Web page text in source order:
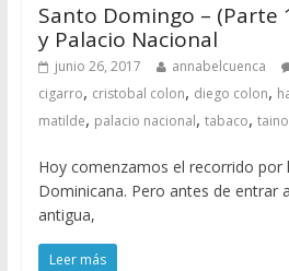
Santo Domingo – (Parte
y Palacio Nacional
junio 26, 2017 annabelcuenca
cigarro, cristobal colon, diego colon,
matilde, palacio nacional, tabaco, taino
Hoy comenzamos el recorrido por
Dominicana. Pero antes de entrar
antigua,
Leer más